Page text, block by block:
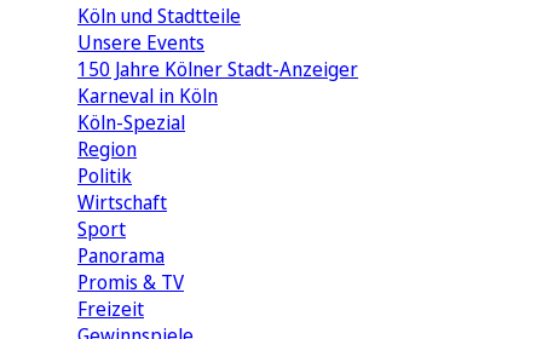
Köln und Stadtteile
Unsere Events
150 Jahre Kölner Stadt-Anzeiger
Karneval in Köln
Köln-Spezial
Region
Politik
Wirtschaft
Sport
Panorama
Promis & TV
Freizeit